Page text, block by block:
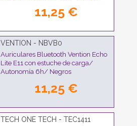
11,25 €
VENTION - NBVB0
Auriculares Bluetooth Vention Echo
Lite E11 con estuche de carga/
Autonomía 6h/ Negros
11,25 €
TECH ONE TECH - TEC1411